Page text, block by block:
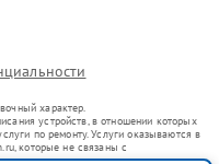
характер.
устройств, в отношении которых
по ремонту. Услуги оказываются в
которые не связаны с
представителями.